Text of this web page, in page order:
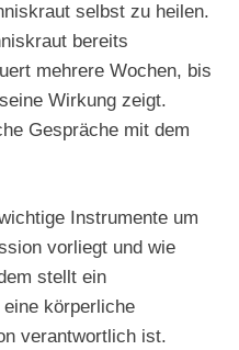
selbst zu heilen.
bereits
mehrere Wochen, bis
Wirkung zeigt.
Gespräche mit dem
Instrumente um
vorliegt und wie
stellt ein
körperliche
verantwortlich ist.